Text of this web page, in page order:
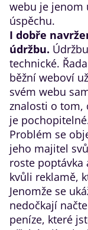
webu je jenom
úspěchu.
I dobře
údržbu.
technické.
běžní weboví
svém webu
znalosti o tom,
je
Problém se
jeho majitel
roste poptávka
kvůli reklamě,
Jenomže se
nedočkají
peníze, které